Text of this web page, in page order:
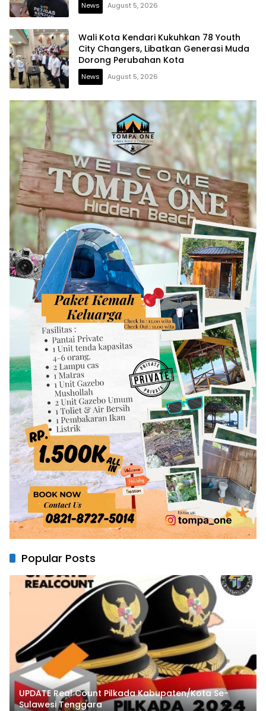
News August 5, 2026
Wali Kota Kendari Kukuhkan 78 Youth
City Changers, Libatkan Generasi Muda
Dorong Perubahan Kota
News August 5, 2026
Popular Posts
UPDATE Real Count Pilkada Kabupaten/Kota Se-
Sulawesi Tenggara